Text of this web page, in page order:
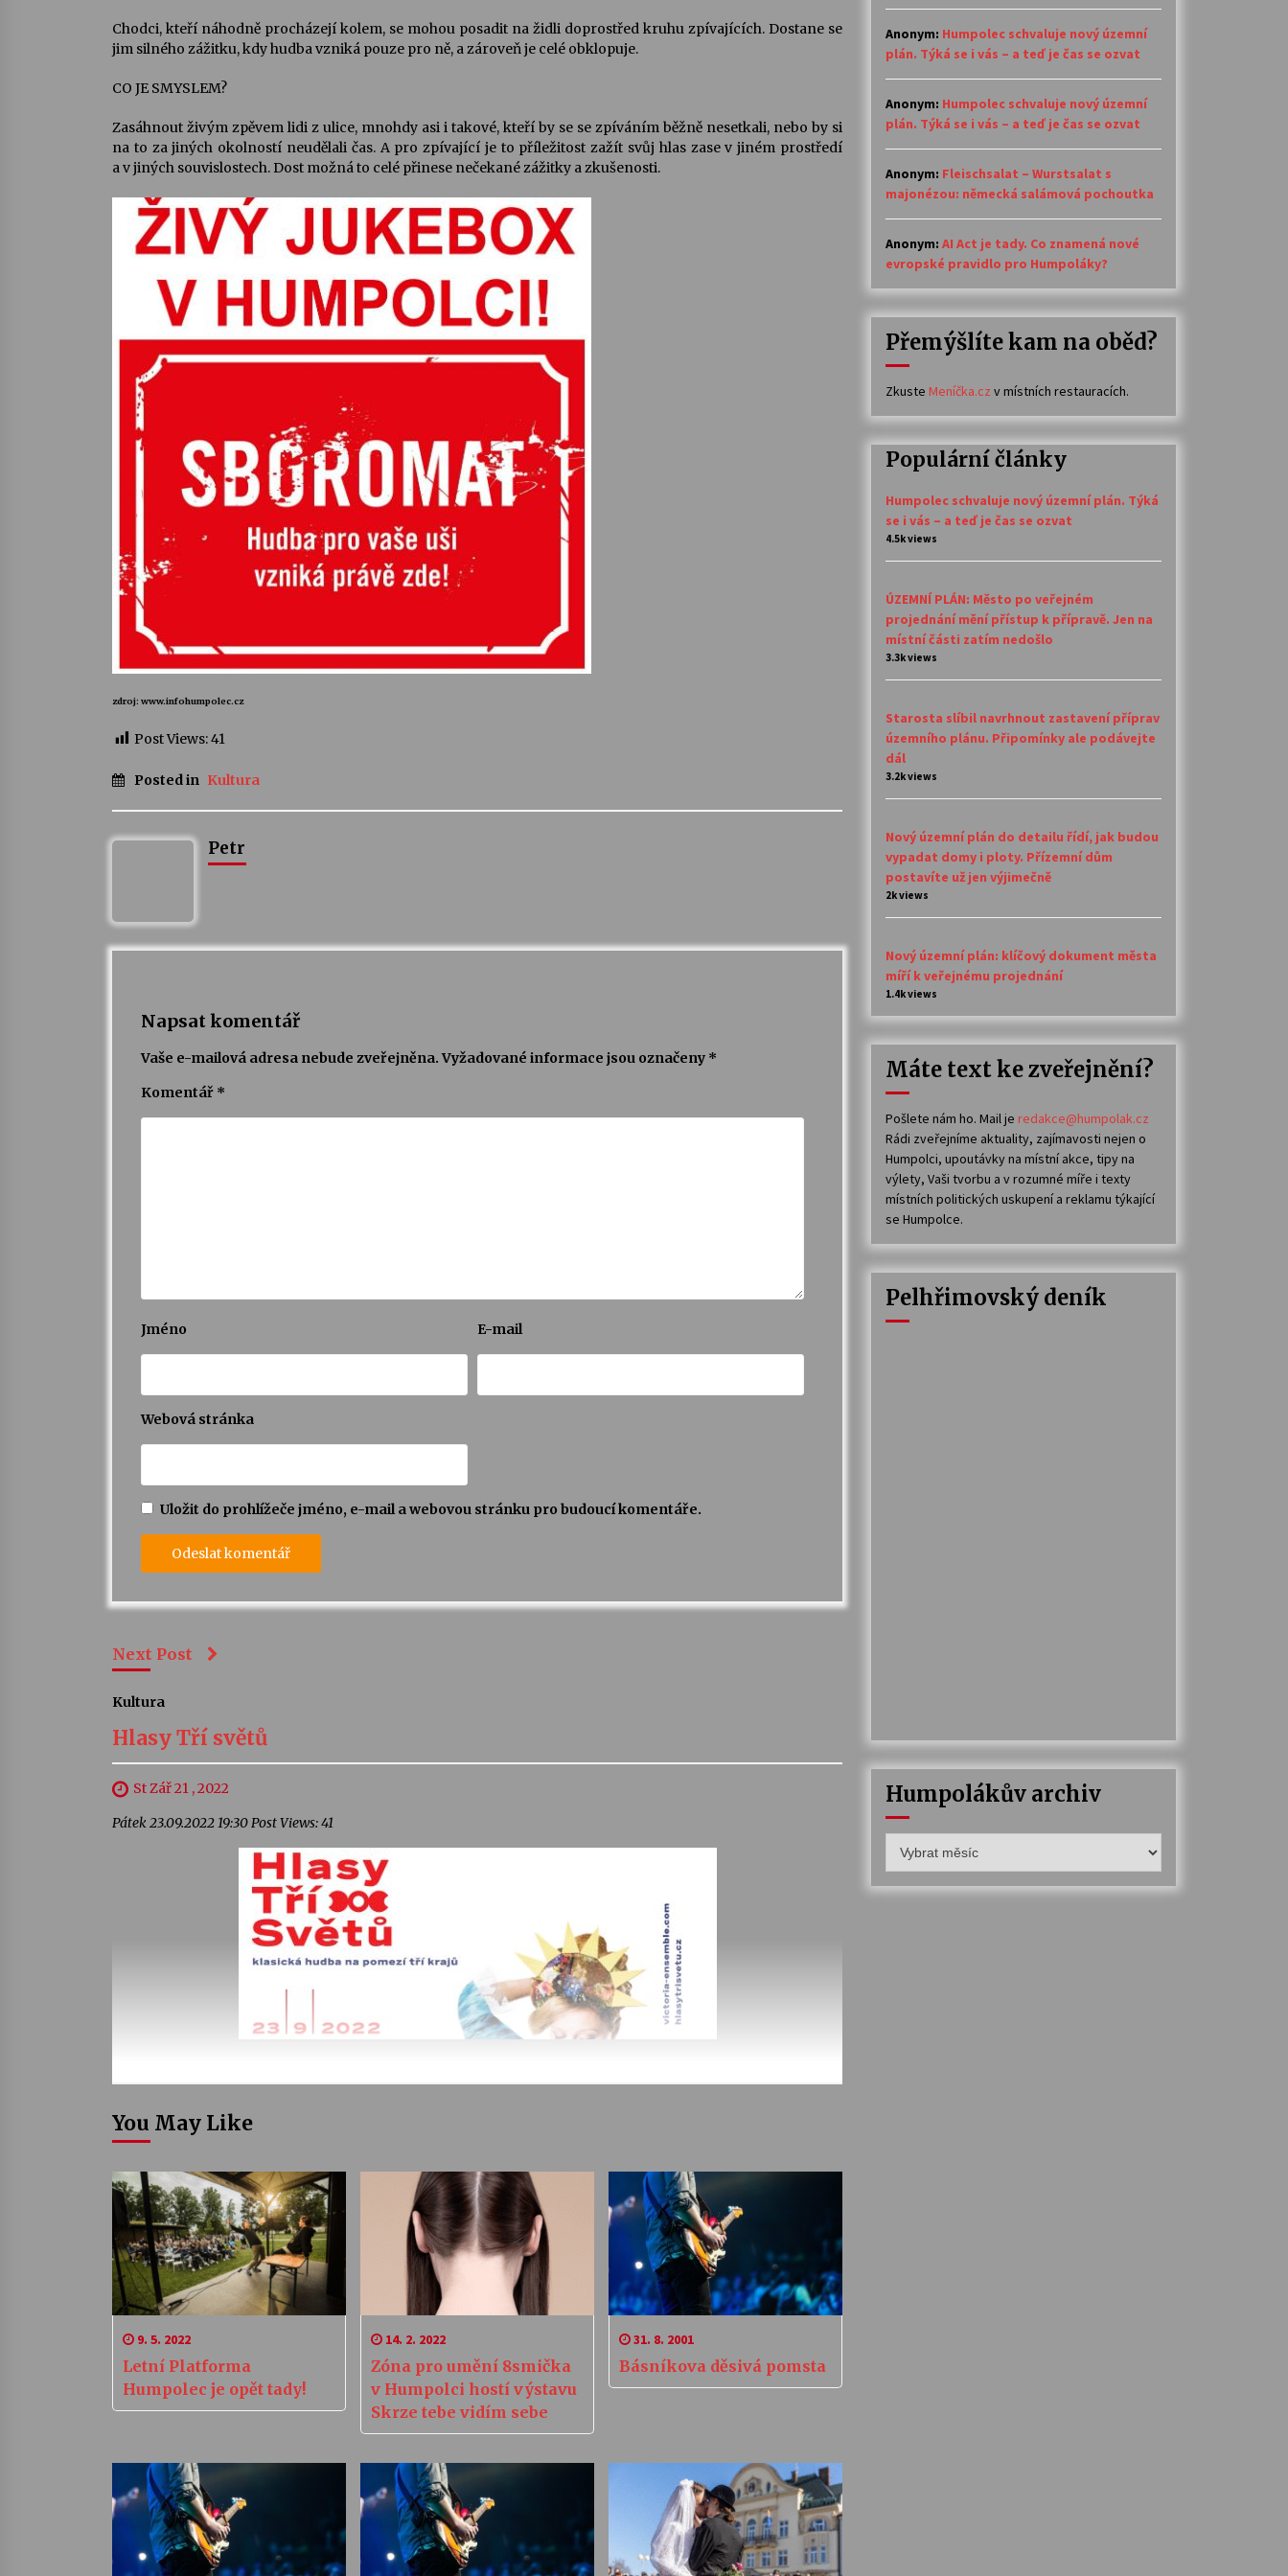
Chodci, kteří náhodně procházejí kolem, se mohou posadit na židli doprostřed kruhu zpívajících. Dostane se
jim silného zážitku, kdy hudba vzniká pouze pro ně, a zároveň je celé obklopuje.
CO JE SMYSLEM?
Zasáhnout živým zpěvem lidi z ulice, mnohdy asi i takové, kteří by se se zpíváním běžně nesetkali, nebo by si
na to za jiných okolností neudělali čas. A pro zpívající je to příležitost zažít svůj hlas zase v jiném prostředí
a v jiných souvislostech. Dost možná to celé přinese nečekané zážitky a zkušenosti.
zdroj: www.infohumpolec.cz
Post Views:41
Posted in Kultura
Petr
Napsat komentář
Vaše e-mailová adresa nebude zveřejněna. Vyžadované informace jsou označeny *
Komentář *
Jméno E-mail
Webová stránka
Uložit do prohlížeče jméno, e-mail a webovou stránku pro budoucí komentáře.
Next Post
Kultura
Hlasy Tří světů
St Zář 21 , 2022
Pátek 23.09.2022 19:30 Post Views: 41
You May Like
9. 5. 2022
Letní Platforma
Humpolec je opět tady!
14. 2. 2022
Zóna pro umění 8smička
v Humpolci hostí výstavu
Skrze tebe vidím sebe
31. 8. 2001
Básníkova děsivá pomsta
Anonym: Humpolec schvaluje nový územní
plán. Týká se i vás – a teď je čas se ozvat
Anonym: Humpolec schvaluje nový územní
plán. Týká se i vás – a teď je čas se ozvat
Anonym: Fleischsalat – Wurstsalat s
majonézou: německá salámová pochoutka
Anonym: AI Act je tady. Co znamená nové
evropské pravidlo pro Humpoláky?
Přemýšlíte kam na oběd?
Zkuste Meníčka.cz v místních restauracích.
Populární články
Humpolec schvaluje nový územní plán. Týká
se i vás – a teď je čas se ozvat
4.5k views
ÚZEMNÍ PLÁN: Město po veřejném
projednání mění přístup k přípravě. Jen na
místní části zatím nedošlo
3.3k views
Starosta slíbil navrhnout zastavení příprav
územního plánu. Připomínky ale podávejte
dál
3.2k views
Nový územní plán do detailu řídí, jak budou
vypadat domy i ploty. Přízemní dům
postavíte už jen výjimečně
2k views
Nový územní plán: klíčový dokument města
míří k veřejnému projednání
1.4k views
Máte text ke zveřejnění?
Pošlete nám ho. Mail je redakce@humpolak.cz
Rádi zveřejníme aktuality, zajímavosti nejen o
Humpolci, upoutávky na místní akce, tipy na
výlety, Vaši tvorbu a v rozumné míře i texty
místních politických uskupení a reklamu týkající
se Humpolce.
Pelhřimovský deník
Humpolákův archiv
archiv